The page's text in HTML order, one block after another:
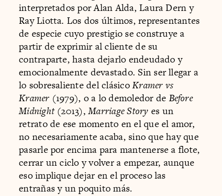
interpretados por Alan Alda, Laura Dern y
Ray Liotta. Los dos últimos, representantes
de especie cuyo prestigio se construye a
partir de exprimir al cliente de su
contraparte, hasta dejarlo endeudado y
emocionalmente devastado. Sin ser llegar a
lo sobresaliente del clásicoKramer vs
Kramer(1979), o a lo demoledor de Before
Midnight(2013),Marriage Story es un
retrato de ese momento en el que el amor,
no necesariamente acaba, sino que hay que
pasarle por encima para mantenerse a flote,
cerrar un ciclo y volver a empezar, aunque
eso implique dejar en el proceso las
entrañas y un poquito más.